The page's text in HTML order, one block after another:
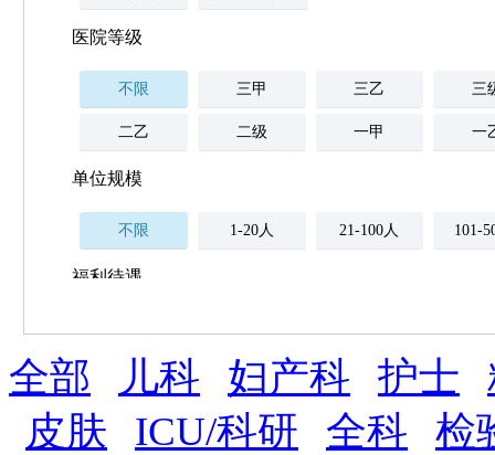
医院等级
不限 三甲 三乙 三
二乙 二级 一甲 一
单位规模
不限 1-20人 21-100人 101-
福利待遇
薪资与社保
五险 住房公积金 企业
全勤奖 加班补助 全薪病假 股票
全部 儿科 妇产科 护士
皮肤
ICU/科研 全科
检